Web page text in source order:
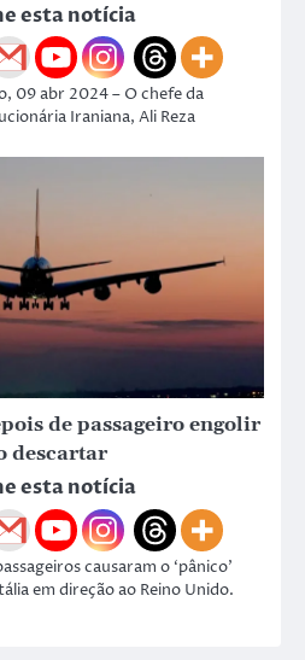
esta notícia
09 abr 2024 – O chefe da
Iraniana, Ali Reza
de passageiro engolir
descartar
esta notícia
causaram o ‘pânico’
em direção ao Reino Unido.